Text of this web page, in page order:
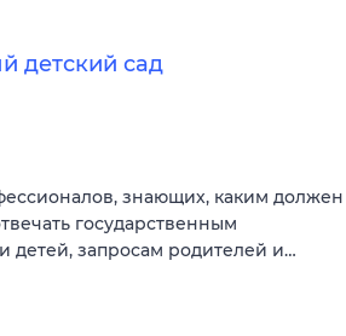
детский сад
знающих, каким должен
государственным
детей, запросам родителей и…